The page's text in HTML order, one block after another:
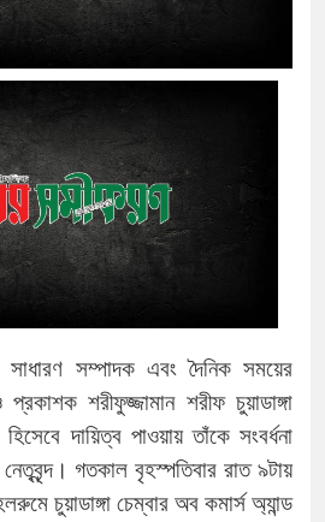
সাধারণ সম্পাদক এবং দৈনিক সময়ের
শরীফুজ্জামান শরীফ চুয়াডাঙ্গা
দায়িত্ব পাওয়ায় তাঁকে সংবর্ধনা
নেতৃবৃন্দ। গতকাল বৃহস্পতিবার রাত ৯টায়
চুয়াডাঙ্গা চেম্বার অব কমার্স অ্যান্ড